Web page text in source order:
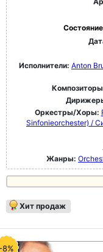
Исполнители: Anton
Оркестры/Хоры:
Sinfonieorchester) /
Жанры:
Хит продаж
8%